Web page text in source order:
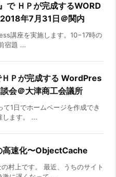
で ＨＰが完成するWORD
年7月31日＠関内
講座を実施します。10−17時の
宿題 ...
ＨＰが完成する WordPres
会＠大津商工会議所
1日でホームページを作成でき
します。 ...
速化〜ObjectCache
村上です。 最近、うちのサイト